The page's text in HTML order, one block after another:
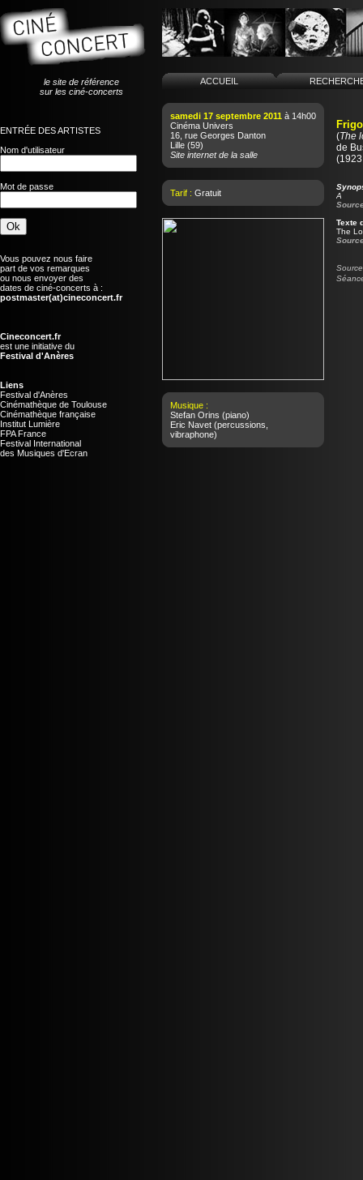
le site de référence
sur les ciné-concerts
ENTRÉE DES ARTISTES
Nom d'utilisateur
Mot de passe
Vous pouvez nous faire
part de vos remarques
ou nous envoyer des
dates de ciné-concerts à :
postmaster(at)cineconcert.fr
Cineconcert.fr
est une initiative du
Festival d'Anères
Liens
Festival d'Anères
Cinémathèque de Toulouse
Cinémathèque française
Institut Lumière
FPA France
Festival International
des Musiques d'Ecran
ACCUEIL
samedi 17 septembre 2011 à 14h00
Cinéma Univers
16, rue Georges Danton
Lille (59)
Site internet de la salle
Tarif : Gratuit
Musique :
Stefan Orins (piano)
Eric Navet (percussions,
vibraphone)
(The
de
A
Texte
The